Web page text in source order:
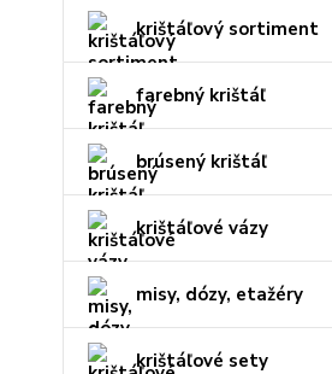
krištáľový sortiment
farebný krištáľ
brúsený krištáľ
krištáľové vázy
misy, dózy, etažéry
krištáľové sety